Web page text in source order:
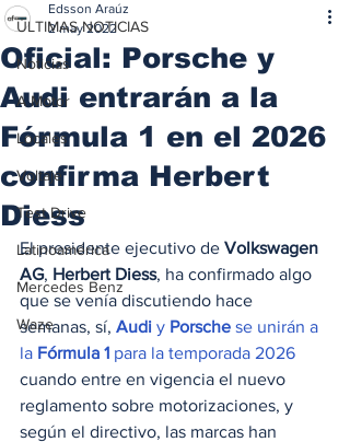
ÚLTIMAS NOTICIAS
Noticias
A Motor
Locales
Voltaje
Test Drive
Latinoamérica
Mercedes Benz
Waze
Oficial: Porsche y
Audi entrarán a la
Fórmula 1 en el 2026
confirma Herbert
Diess
Edsson Araúz
2 may 2022
El presidente ejecutivo de Volkswagen
AG, Herbert Diess, ha confirmado algo
que se venía discutiendo hace
semanas, sí, Audi y Porsche se unirán a
la Fórmula 1 para la temporada 2026
cuando entre en vigencia el nuevo
reglamento sobre motorizaciones, y
según el directivo, las marcas han